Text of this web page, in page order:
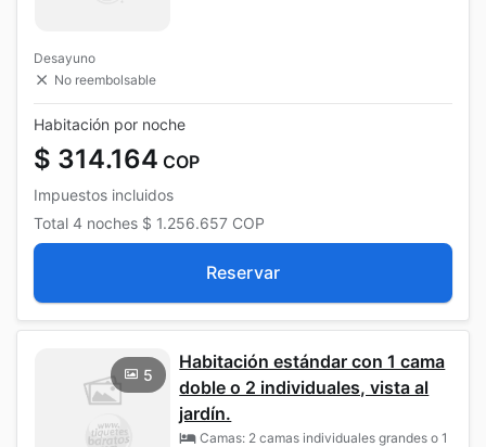
Desayuno
No reembolsable
Habitación por noche
$ 314.164 COP
Impuestos incluidos
Total 4 noches $ 1.256.657 COP
Reservar
5
Habitación estándar con 1 cama
doble o 2 individuales, vista al
jardín.
Camas: 2 camas individuales grandes o 1